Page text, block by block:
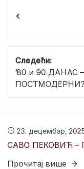
чланка
Следећи:
’80 и 90
ПОСТМОДЕРНИ?
23. децембар,
САВО ПЕКОВИЋ –
Прочитај више